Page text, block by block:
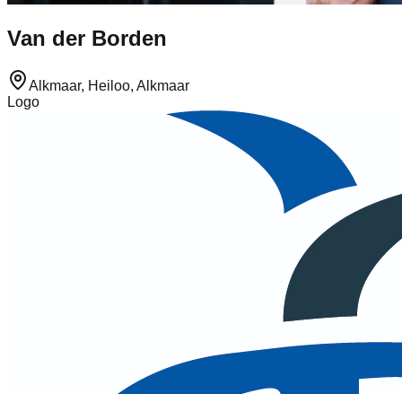
Van der Borden
Alkmaar, Heiloo, Alkmaar
Logo